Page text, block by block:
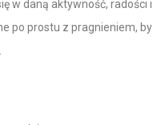
w daną aktywność, radości i
po prostu z pragnieniem, by